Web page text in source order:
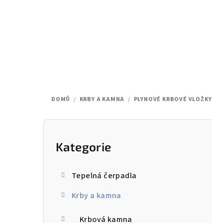
DOMŮ / KRBY A KAMNA / PLYNOVÉ KRBOVÉ VLOŽKY
P
Přeskočit
kategorie
Kategorie
Tepelná čerpadla
Krby a kamna
Krbová kamna